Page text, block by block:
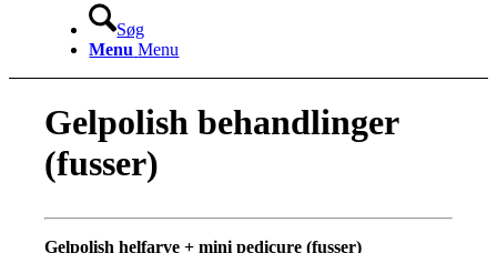
Søg
Menu Menu
Gelpolish behandlinger
(fusser)
Gelpolish helfarve + mini pedicure (fusser)